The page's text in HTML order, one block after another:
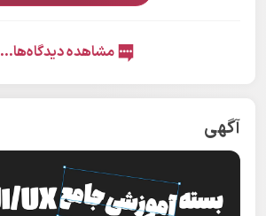
مشاهده دیدگاه‌ها...
آگهی